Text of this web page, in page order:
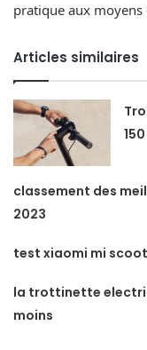
pratique aux
Articles similaires
classement des
2023
test xiaomi mi
la trottinette
moins